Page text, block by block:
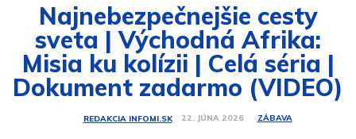
Najnebezpečnejšie cesty
sveta | Východná Afrika:
Misia ku kolízii | Celá séria |
Dokument zadarmo (VIDEO)
REDAKCIA INFOMI.SK 22. JÚNA 2026 ZÁBAVA